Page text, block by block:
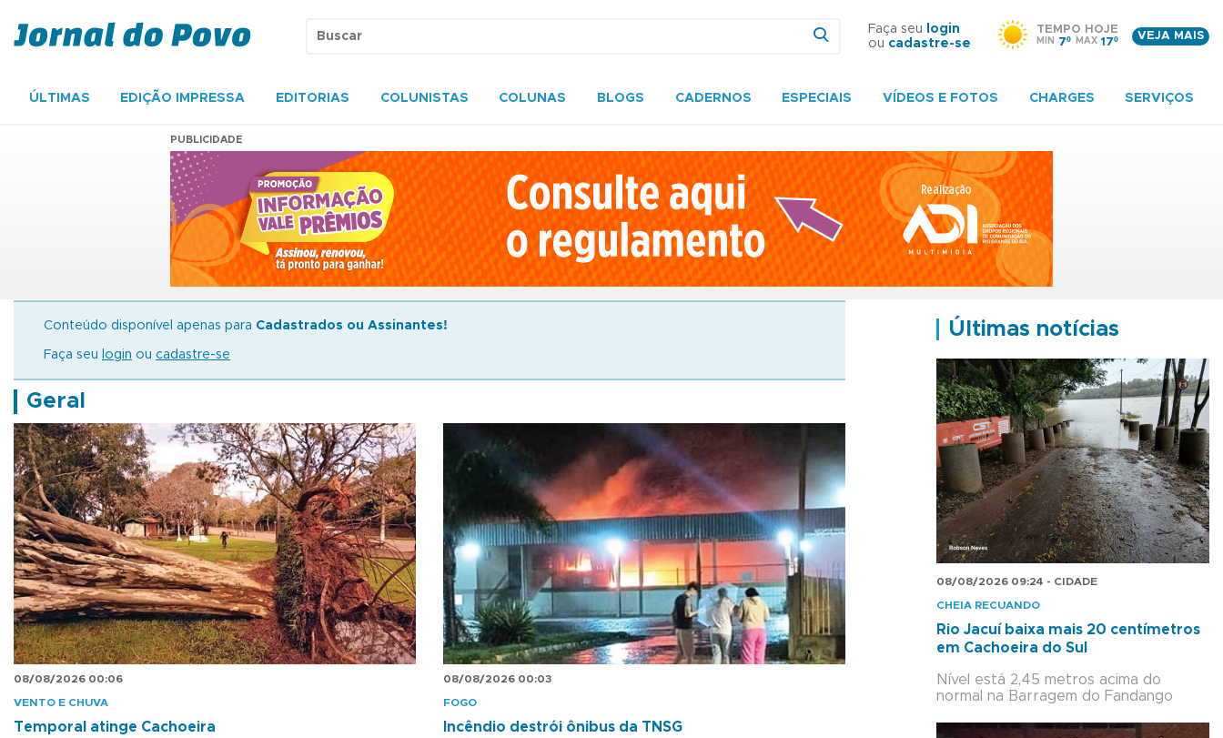
Faça seu
login
ou cadastre-se
TEMPO HOJE
MIN 7º MAX 17º
VEJA MAIS
ÚLTIMAS EDIÇÃO IMPRESSA EDITORIAS COLUNISTAS COLUNAS BLOGS CADERNOS ESPECIAIS VÍDEOS E FOTOS CHARGES SERVIÇOS
PUBLICIDADE
Conteúdo disponível apenas para Cadastrados ou Assinantes!
Faça seu login ou cadastre-se
Geral
08/08/2026 00:06
VENTO E CHUVA
Temporal atinge Cachoeira
08/08/2026 00:03
FOGO
Incêndio destrói ônibus da TNSG
Últimas notícias
08/08/2026 09:24 - CIDADE
CHEIA RECUANDO
Rio Jacuí baixa mais 20 centímetros
em Cachoeira do Sul
Nível está 2,45 metros acima do
normal na Barragem do Fandango